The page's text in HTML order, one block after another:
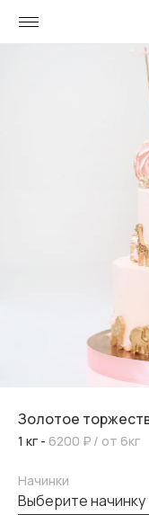
Золотое
1 кг - 6200 ₽ / от 6кг
Начинки
выберите начинку